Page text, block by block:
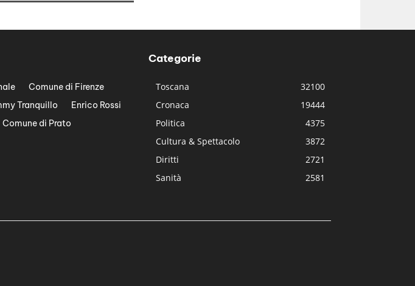
Comune di Firenze
Tranquillo
Enrico Rossi
Comune di Prato
Categorie
Toscana
32100
Cronaca
19444
Politica
4375
Cultura & Spettacolo
3872
Diritti
2721
Sanità
2581